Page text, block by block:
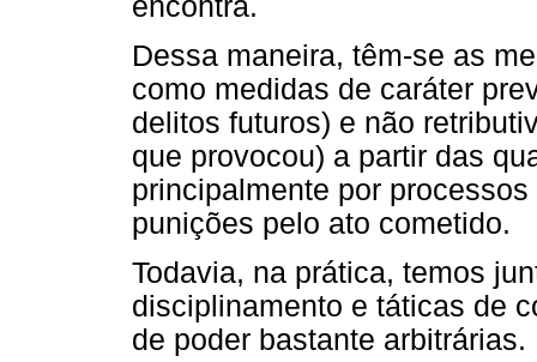
encontra.
Dessa maneira, têm-se as
como medidas de caráter
delitos futuros) e não
que provocou) a partir das
principalmente por
punições pelo ato cometido.
Todavia, na prática, temos
disciplinamento e táticas de
de poder bastante